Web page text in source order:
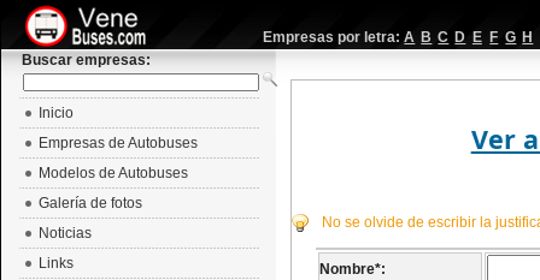
Empresas por letra: A B C D E F G H
Buscar empresas:
Ver
No se olvide de escribir la
Nombre*:
Inicio
Empresas de Autobuses
Modelos de Autobuses
Galería de fotos
Noticias
Links